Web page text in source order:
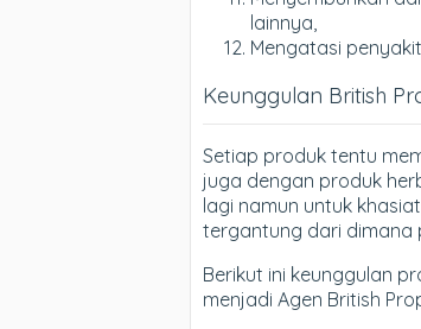
lainnya,
Mengatasi
Keunggulan British
Setiap produk tentu
juga dengan produk
lagi namun untuk
tergantung dari dimana
Berikut ini keunggulan
menjadi Agen British